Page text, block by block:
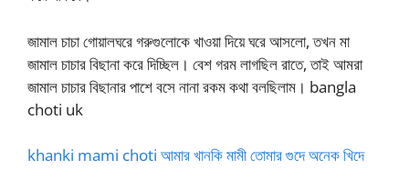
জামাল চাচা গোয়ালঘরে গরুগুলোকে খাওয়া দিয়ে ঘরে আসলো, তখন মা
জামাল চাচার বিছানা করে দিচ্ছিল। বেশ গরম লাগছিল রাতে, তাই আমরা
জামাল চাচার বিছানার পাশে বসে নানা রকম কথা বলছিলাম। bangla
choti uk
khanki mami choti আমার খানকি মামী তোমার গুদে অনেক খিদে